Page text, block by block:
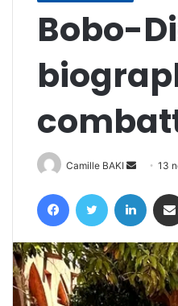
Bobo-
Camille BAKI
Envoyer
courriel
13
FacebookTwitter